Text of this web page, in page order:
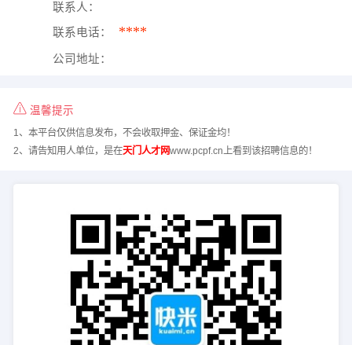
联系人：
联系电话： ****
公司地址：
温馨提示
1、本平台仅供信息发布，不会收取押金、保证金均！
2、请告知用人单位，是在天门人才网www.pcpf.cn上看到该招聘信息的！